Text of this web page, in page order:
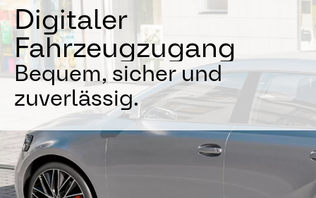
Digitaler
Fahrzeugzugang
Bequem, sicher und
zuverlässig.